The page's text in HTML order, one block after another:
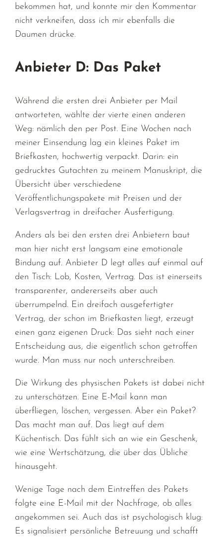
bekommen hat, und konnte mir den Kommentar
nicht verkneifen, dass ich mir ebenfalls die
Daumen drücke.
Anbieter D: Das Paket
Während die ersten drei Anbieter per Mail
antworteten, wählte der vierte einen anderen
Weg: nämlich den per Post. Eine Wochen nach
meiner Einsendung lag ein kleines Paket im
Briefkasten, hochwertig verpackt. Darin: ein
gedrucktes Gutachten zu meinem Manuskript, die
Übersicht über verschiedene
Veröffentlichungspakete mit Preisen und der
Verlagsvertrag in dreifacher Ausfertigung.
Anders als bei den ersten drei Anbietern baut
man hier nicht erst langsam eine emotionale
Bindung auf. Anbieter D legt alles auf einmal auf
den Tisch: Lob, Kosten, Vertrag. Das ist einerseits
transparenter, andererseits aber auch
überrumpelnd. Ein dreifach ausgefertigter
Vertrag, der schon im Briefkasten liegt, erzeugt
einen ganz eigenen Druck: Das sieht nach einer
Entscheidung aus, die eigentlich schon getroffen
wurde. Man muss nur noch unterschreiben.
Die Wirkung des physischen Pakets ist dabei nicht
zu unterschätzen. Eine E-Mail kann man
überfliegen, löschen, vergessen. Aber ein Paket?
Das macht man auf. Das liegt auf dem
Küchentisch. Das fühlt sich an wie ein Geschenk,
wie eine Wertschätzung, die über das Übliche
hinausgeht.
Wenige Tage nach dem Eintreffen des Pakets
folgte eine E-Mail mit der Nachfrage, ob alles
angekommen sei. Auch das ist psychologisch klug:
Es signalisiert persönliche Betreuung und schafft